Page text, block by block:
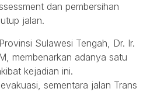
dan pembersihan
jalan.
Sulawesi Tengah, Dr. Ir.
membenarkan adanya satu
kejadian ini.
sementara jalan Trans